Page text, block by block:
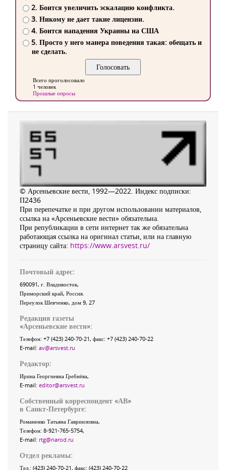
2. Боится увеличить эскалацию конфликта.
3. Никому не дает такие лицензии.
4. Боится нападения Украины на США
5. Просто у него манера поведения такая: обещать и
не сделать.
Всего проголосовало
1 человек
Прошлые опросы
© Арсеньевские вести, 1992—2022. Индекс подписки:
П2436
При перепечатке и при другом использовании материалов,
ссылка на «Арсеньевские вести» обязательна.
При републикации в сети интернет так же обязательна
работающая ссылка на оригинал статьи, или на главную
страницу сайта: https://www.arsvest.ru/
Почтовый адрес:
690091, г. Владивосток,
Приморский край, Россия
Переулок Шевченко, дом 9, 27
Редакция газеты
«Арсеньевские вести»:
Телефон: +7 (423) 240-70-21, факс: +7 (423) 240-70-22
E-mail: av@arsvest.ru
Редактор:
Ирина Георгиевна Гребнёва,
E-mail: editor@arsvest.ru
Собственный корреспондент «АВ»
в Санкт-Петербурге:
Романенко Татьяна Гаврииловна,
Телефон: 8-921-765-5754,
E-mail: rtg@narod.ru
Отдел рекламы:
Тел.: (423) 240-70-21, факс: (423) 240-70-22